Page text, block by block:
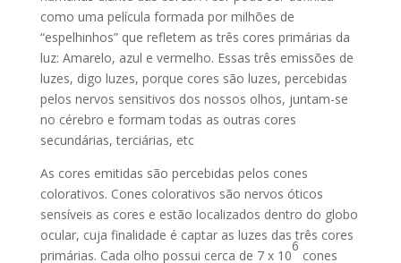
como uma película formada por milhões de
“espelhinhos” que refletem as três cores primárias da
luz: Amarelo, azul e vermelho. Essas três emissões de
luzes, digo luzes, porque cores são luzes, percebidas
pelos nervos sensitivos dos nossos olhos, juntam-se
no cérebro e formam todas as outras cores
secundárias, terciárias, etc
As cores emitidas são percebidas pelos cones
colorativos. Cones colorativos são nervos óticos
sensíveis as cores e estão localizados dentro do globo
ocular, cuja finalidade é captar as luzes das três cores
primárias. Cada olho possui cerca de 7 x 10
6
cones